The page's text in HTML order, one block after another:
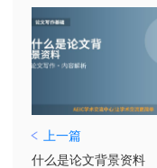
上一篇
什么是论文背景资料